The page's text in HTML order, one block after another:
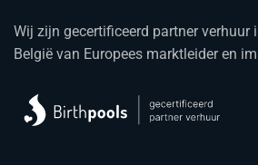
Wij zijn gecertificeerd partner verhuur
België van Europees marktleider en